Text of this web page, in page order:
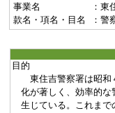
事業名
：東
款名・項名・目名
：
目的
東住吉警察署は昭和
化が著しく、効率的な
生じている。これまで